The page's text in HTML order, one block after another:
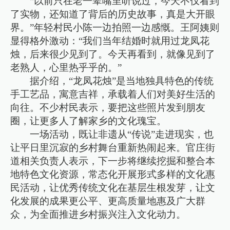
了实物，还知道了背后的历史故事，真是大开眼
界。”年轻村民小陈一边拍照一边感慨。王阿姨则
显得格外激动：“我们当年结婚时就用过龙凤花
烛，后来很少见到了。今天再看到，就像见到了
老熟人，心里热乎乎的。”
据介绍，“龙凤花烛”是当地独具特色的传统
手工艺品，寓意吉祥，承载着人们对美好生活的
向往。不少村民表示，要把这些照片发到朋友
圈，让更多人了解家乡的文化瑰宝。
一场活动，既让非遗从“传说”走进现实，也
让平日里沉寂的乡村舞台重新热闹起来。官庄街
道相关负责人表示，下一步将继续挖掘和整合本
地特色文化资源，常态化开展形式多样的文化惠
民活动，让优秀传统文化在基层生根发芽，让文
化发展的成果更公平、更高质量地惠及广大群
众，为全面推进乡村振兴注入文化动力。